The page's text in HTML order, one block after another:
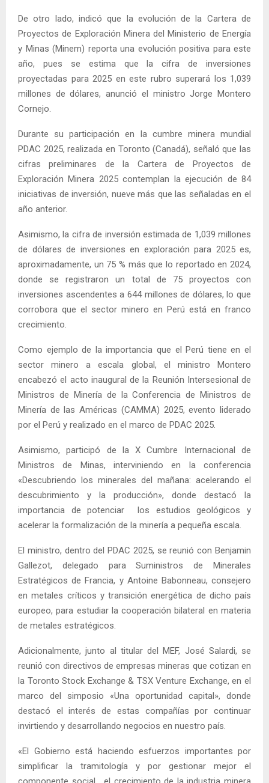
De otro lado, indicó que la evolución de la Cartera de
Proyectos de Exploración Minera del Ministerio de Energía
y Minas (Minem) reporta una evolución positiva para este
año, pues se estima que la cifra de inversiones
proyectadas para 2025 en este rubro superará los 1,039
millones de dólares, anunció el ministro Jorge Montero
Cornejo.
Durante su participación en la cumbre minera mundial
PDAC 2025, realizada en Toronto (Canadá), señaló que las
cifras preliminares de la Cartera de Proyectos de
Exploración Minera 2025 contemplan la ejecución de 84
iniciativas de inversión, nueve más que las señaladas en el
año anterior.
Asimismo, la cifra de inversión estimada de 1,039 millones
de dólares de inversiones en exploración para 2025 es,
aproximadamente, un 75 % más que lo reportado en 2024,
donde se registraron un total de 75 proyectos con
inversiones ascendentes a 644 millones de dólares, lo que
corrobora que el sector minero en Perú está en franco
crecimiento.
Como ejemplo de la importancia que el Perú tiene en el
sector minero a escala global, el ministro Montero
encabezó el acto inaugural de la Reunión Intersesional de
Ministros de Minería de la Conferencia de Ministros de
Minería de las Américas (CAMMA) 2025, evento liderado
por el Perú y realizado en el marco de PDAC 2025.
Asimismo, participó de la X Cumbre Internacional de
Ministros de Minas, interviniendo en la conferencia
«Descubriendo los minerales del mañana: acelerando el
descubrimiento y la producción», donde destacó la
importancia de potenciar los estudios geológicos y
acelerar la formalización de la minería a pequeña escala.
El ministro, dentro del PDAC 2025, se reunió con Benjamin
Gallezot, delegado para Suministros de Minerales
Estratégicos de Francia, y Antoine Babonneau, consejero
en metales críticos y transición energética de dicho país
europeo, para estudiar la cooperación bilateral en materia
de metales estratégicos.
Adicionalmente, junto al titular del MEF, José Salardi, se
reunió con directivos de empresas mineras que cotizan en
la Toronto Stock Exchange & TSX Venture Exchange, en el
marco del simposio «Una oportunidad capital», donde
destacó el interés de estas compañías por continuar
invirtiendo y desarrollando negocios en nuestro país.
«El Gobierno está haciendo esfuerzos importantes por
simplificar la tramitología y por gestionar mejor el